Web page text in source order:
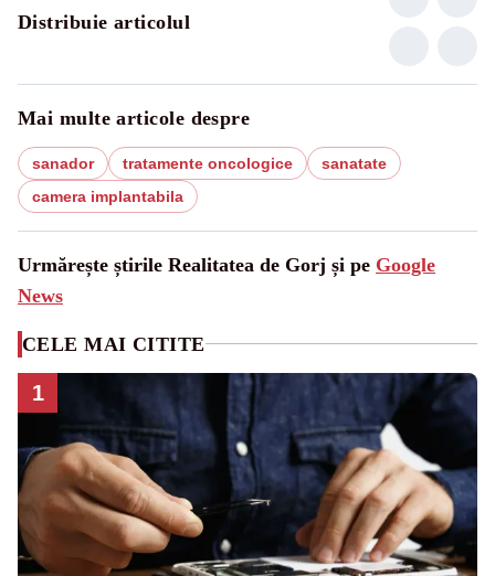
Distribuie articolul
Mai multe articole despre
sanador tratamente oncologice
sanatate
camera implantabila
Urmărește știrile Realitatea de Gorj și pe Google
News
CELE MAI CITITE
1